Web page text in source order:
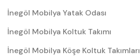
İnegöl Mobilya Yatak Odası
İnegöl Mobilya Koltuk Takımı
İnegöl Mobilya Köşe Koltuk Takımları